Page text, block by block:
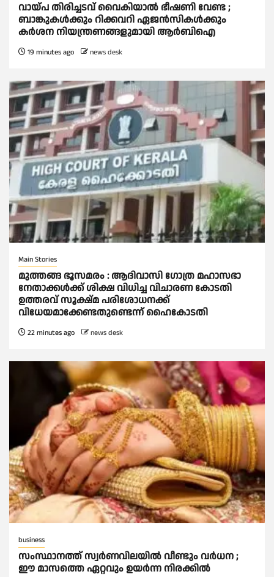
വായ്പ തിരിച്ചടവ് വൈകിയാല്‍ ഭീഷണി വേണ്ട ;
ബാങ്കുകള്‍ക്കും റിക്കവറി ഏജൻസികള്‍ക്കും
കര്‍ശന നിയന്ത്രണങ്ങളുമായി ആര്‍ബിഐ
19 minutes ago news desk
Main Stories
മുത്തങ്ങ ഭൂസമരം : ആദിവാസി ഗോത്ര മഹാസഭാ
നേതാക്കള്‍ക്ക് ശിക്ഷ വിധിച്ച വിചാരണ കോടതി
ഉത്തരവ് സൂക്ഷ്മ പരിശോധനക്ക്
വിധേയമാക്കേണ്ടതുണ്ടെന്ന് ഹൈകോടതി
22 minutes ago news desk
business
സംസ്ഥാനത്ത് സ്വര്‍ണവിലയില്‍ വീണ്ടും വര്‍ധന ;
ഈ മാസത്തെ ഏറ്റവും ഉയര്‍ന്ന നിരക്കില്‍